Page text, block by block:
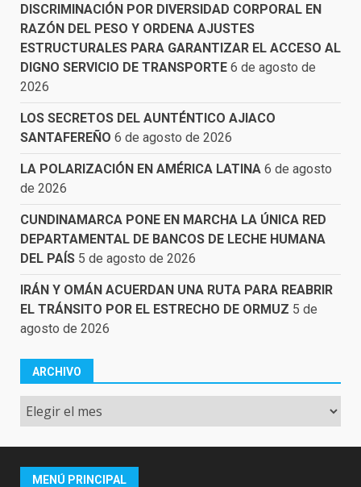
DISCRIMINACIÓN POR DIVERSIDAD CORPORAL EN
RAZÓN DEL PESO Y ORDENA AJUSTES
ESTRUCTURALES PARA GARANTIZAR EL ACCESO AL
DIGNO SERVICIO DE TRANSPORTE 6 de agosto de
2026
LOS SECRETOS DEL AUNTÉNTICO AJIACO
SANTAFEREÑO 6 de agosto de 2026
LA POLARIZACIÓN EN AMÉRICA LATINA 6 de agosto
de 2026
CUNDINAMARCA PONE EN MARCHA LA ÚNICA RED
DEPARTAMENTAL DE BANCOS DE LECHE HUMANA
DEL PAÍS 5 de agosto de 2026
IRÁN Y OMÁN ACUERDAN UNA RUTA PARA REABRIR
EL TRÁNSITO POR EL ESTRECHO DE ORMUZ 5 de
agosto de 2026
ARCHIVO
Archivo
MENÚ PRINCIPAL